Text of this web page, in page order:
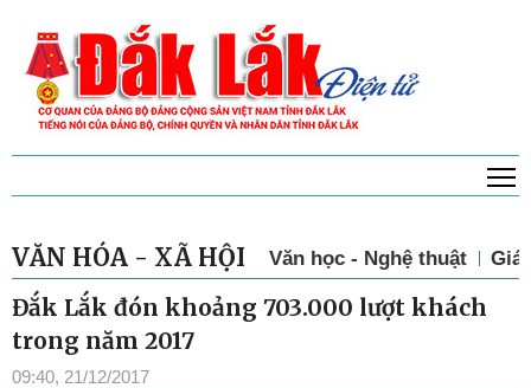
VĂN HÓA - XÃ HỘI Văn học - Nghệ thuật
Đắk Lắk đón khoảng 703.000 lượt khách
trong năm 2017
09:40, 21/12/2017